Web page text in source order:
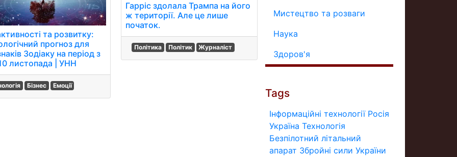
та розвитку:
прогноз для
Зодіаку на період з
листопада | УНН
Бізнес Емоції
Гарріс здолала Трампа на його
ж території. Але це лише
початок.
Політика Політик Журналіст
Мистецтво та розваги
Наука
Здоров'я
Tags
Інформаційні технології Росія
Україна Технологія
Безпілотний літальний
апарат Збройні сили України